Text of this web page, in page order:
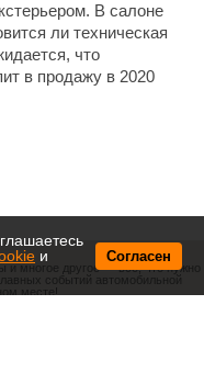
В салоне
ли техническая
что
в продажу в 2020
и
Согласен
многое другое — все, что нужно
событий автомобильной
месте!